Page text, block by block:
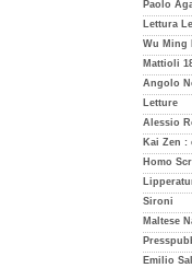
Paolo
Lettura
Wu Ming
Mattioli
Angolo
Letture
Alessio
Kai Zen :
Homo
Sironi
Maltese
Emilio